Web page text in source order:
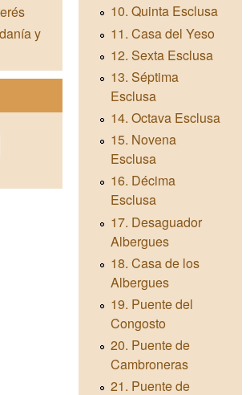
y
10. Quinta Esclusa
11. Casa del Yeso
12. Sexta Esclusa
13. Séptima
Esclusa
14. Octava Esclusa
15. Novena
Esclusa
16. Décima
Esclusa
17. Desaguador
Albergues
18. Casa de los
Albergues
19. Puente del
Congosto
20. Puente de
Cambroneras
21. Puente de